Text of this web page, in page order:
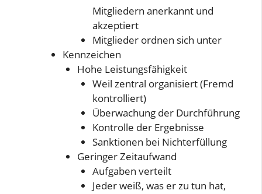
Mitgliedern anerkannt und
akzeptiert
Mitglieder ordnen sich unter
Kennzeichen
Hohe Leistungsfähigkeit
Weil zentral organisiert (Fremd
kontrolliert)
Überwachung der Durchführung
Kontrolle der Ergebnisse
Sanktionen bei Nichterfüllung
Geringer Zeitaufwand
Aufgaben verteilt
Jeder weiß, was er zu tun hat,